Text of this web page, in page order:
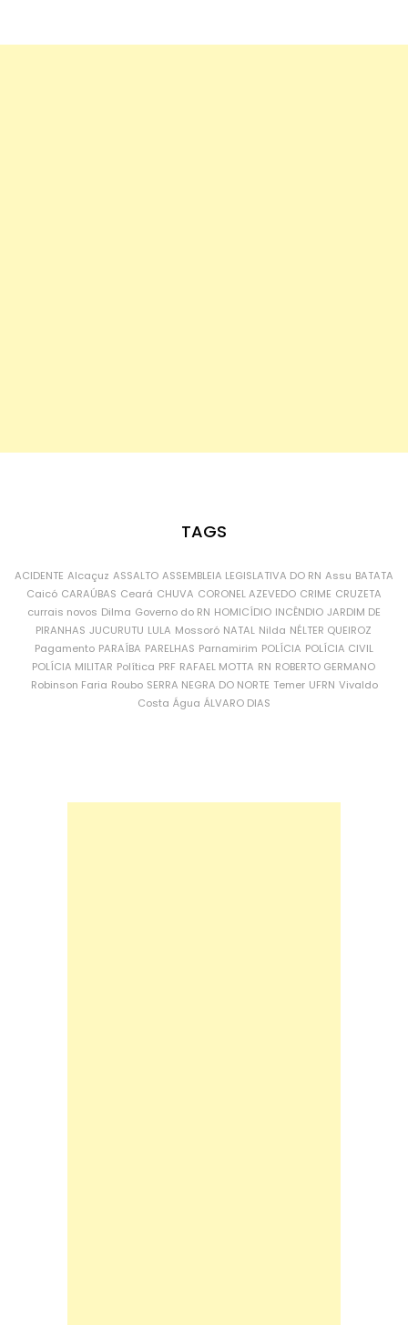
TAGS
ACIDENTE Alcaçuz ASSALTO ASSEMBLEIA LEGISLATIVA DO RN Assu BATATA
Caicó CARAÚBAS Ceará CHUVA CORONEL AZEVEDO CRIME CRUZETA
currais novos Dilma Governo do RN HOMICÍDIO INCÊNDIO JARDIM DE
PIRANHAS JUCURUTU LULA Mossoró NATAL Nilda NÉLTER QUEIROZ
Pagamento PARAÍBA PARELHAS Parnamirim POLÍCIA POLÍCIA CIVIL
POLÍCIA MILITAR Política PRF RAFAEL MOTTA RN ROBERTO GERMANO
Robinson Faria Roubo SERRA NEGRA DO NORTE Temer UFRN Vivaldo
Costa Água ÁLVARO DIAS